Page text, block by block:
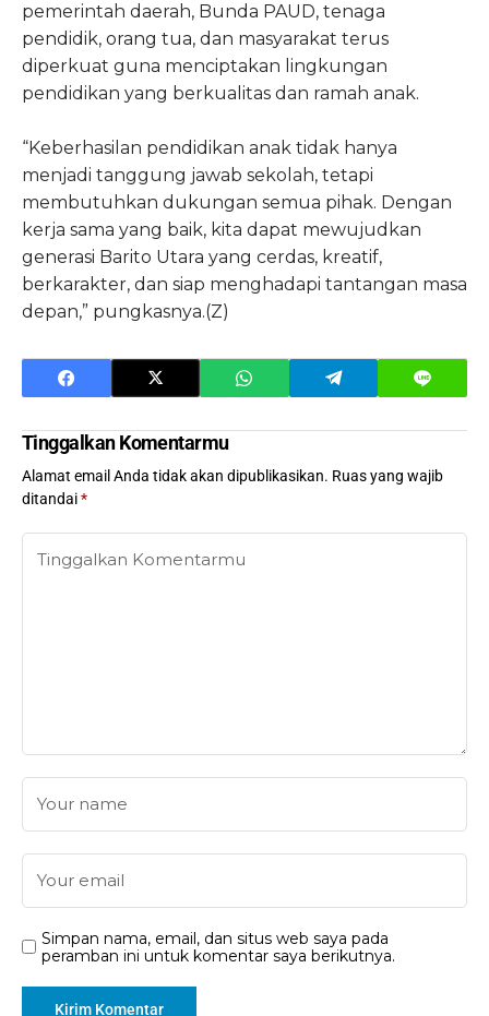
pemerintah daerah, Bunda PAUD, tenaga
pendidik, orang tua, dan masyarakat terus
diperkuat guna menciptakan lingkungan
pendidikan yang berkualitas dan ramah anak.
“Keberhasilan pendidikan anak tidak hanya
menjadi tanggung jawab sekolah, tetapi
membutuhkan dukungan semua pihak. Dengan
kerja sama yang baik, kita dapat mewujudkan
generasi Barito Utara yang cerdas, kreatif,
berkarakter, dan siap menghadapi tantangan masa
depan,” pungkasnya.(Z)
Tinggalkan Komentarmu
Alamat email Anda tidak akan dipublikasikan. Ruas yang wajib
ditandai*
Simpan nama, email, dan situs web saya pada
peramban ini untuk komentar saya berikutnya.